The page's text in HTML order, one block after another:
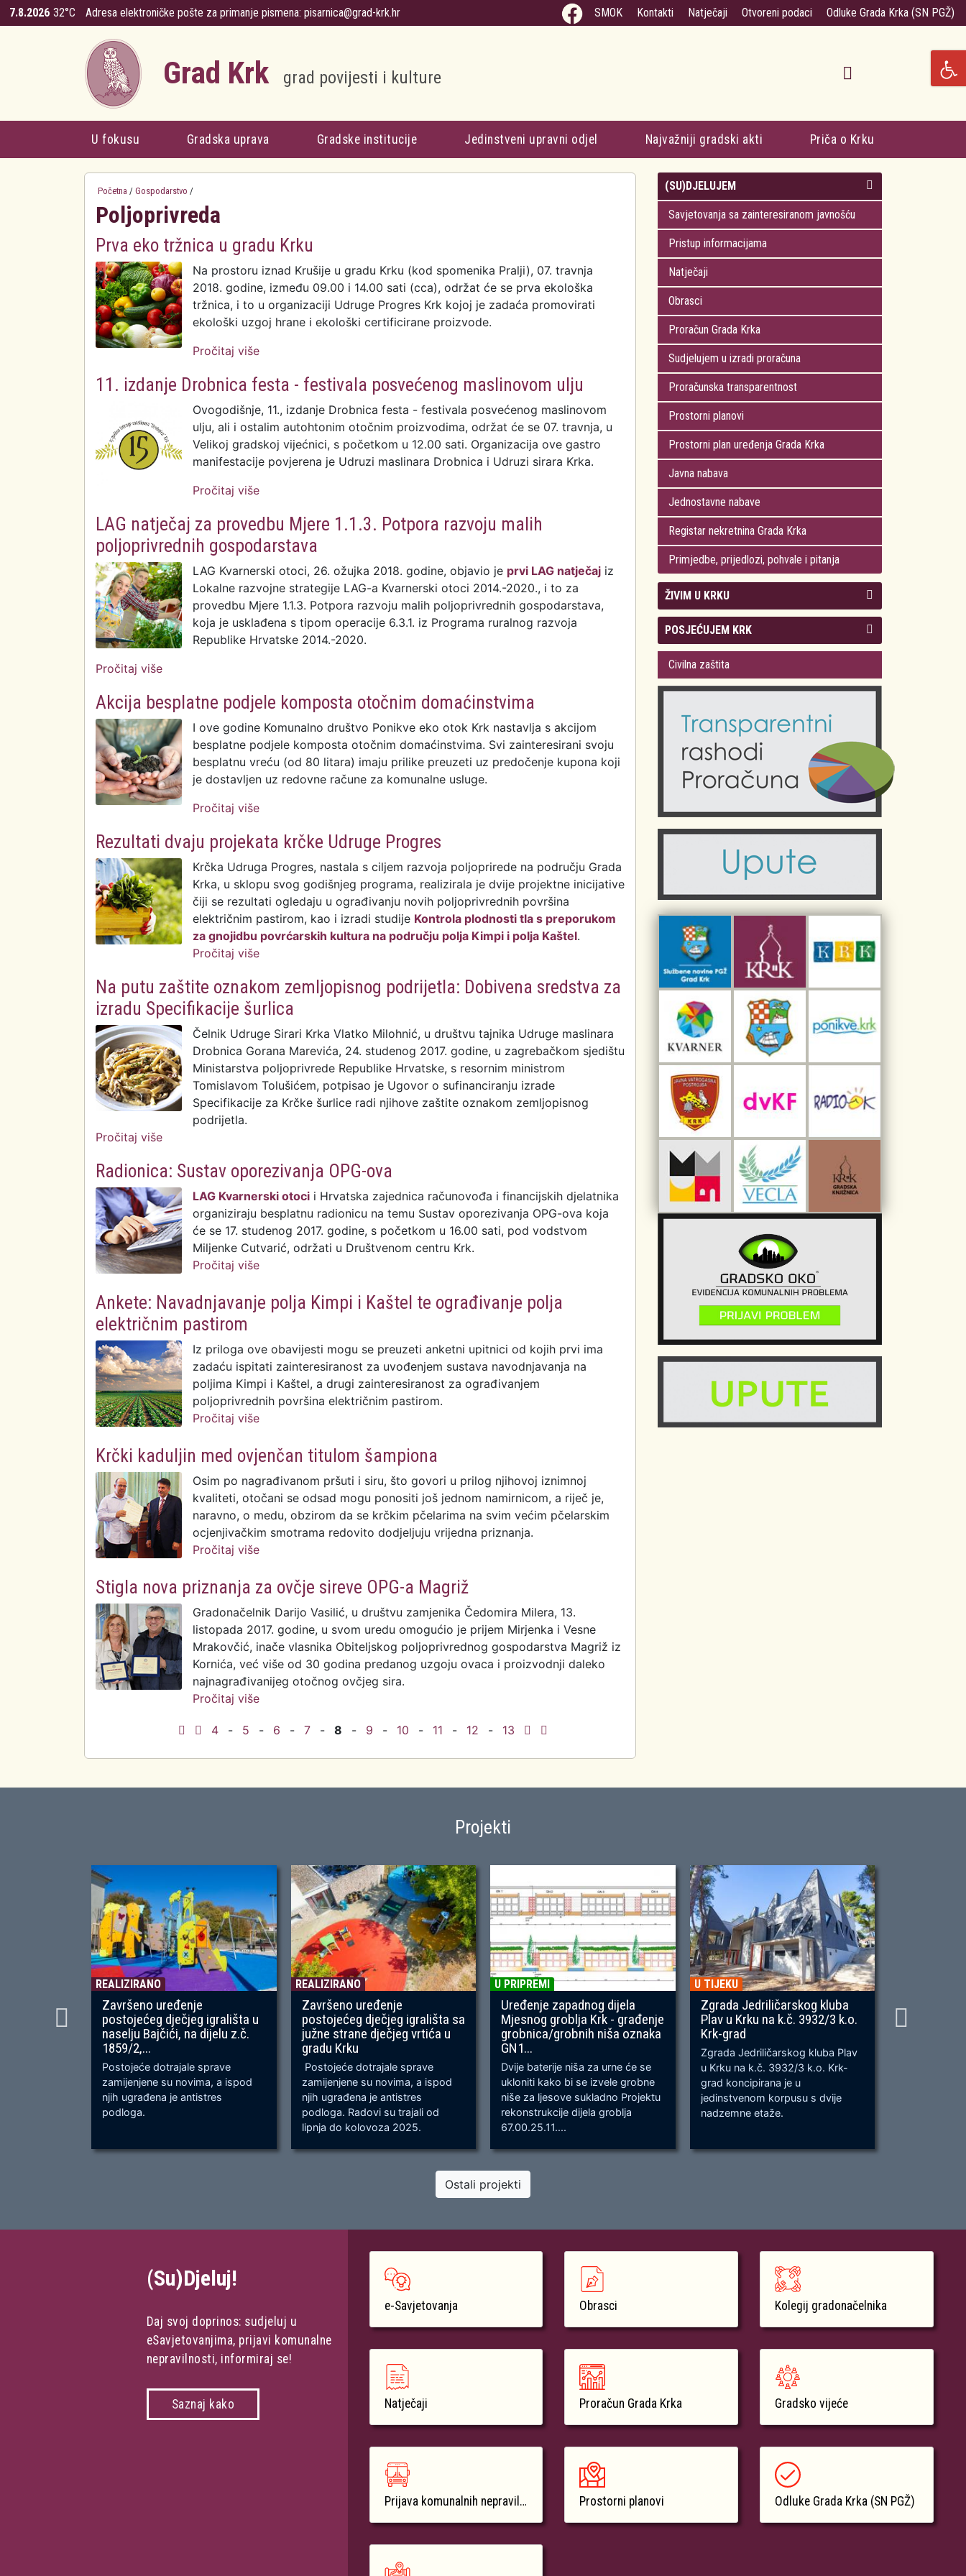
Skoči na glavni sadržaj
7.8.2026 32°C Adresa elektroničke pošte za primanje pismena: pisarnica@grad-krk.hr SMOK Kontakti Natječaji Otvoreni podaci Odluke Grada Krka (SN PGŽ)
Grad Krk grad povijesti i kulture
U fokusu Gradska uprava Gradske institucije Jedinstveni upravni odjel Najvažniji gradski akti Priča o Krku
Početna / Gospodarstvo /
Poljoprivreda
Prva eko tržnica u gradu Krku
Na prostoru iznad Krušije u gradu Krku (kod spomenika Pralji), 07. travnja
2018. godine, između 09.00 i 14.00 sati (cca), održat će se prva ekološka
tržnica, i to u organizaciji Udruge Progres Krk kojoj je zadaća promovirati
ekološki uzgoj hrane i ekološki certificirane proizvode.
Pročitaj više
11. izdanje Drobnica festa - festivala posvećenog maslinovom ulju
Ovogodišnje, 11., izdanje Drobnica festa - festivala posvećenog maslinovom
ulju, ali i ostalim autohtonim otočnim proizvodima, održat će se 07. travnja, u
Velikoj gradskoj vijećnici, s početkom u 12.00 sati. Organizacija ove gastro
manifestacije povjerena je Udruzi maslinara Drobnica i Udruzi sirara Krka.
Pročitaj više
LAG natječaj za provedbu Mjere 1.1.3. Potpora razvoju malih
poljoprivrednih gospodarstava
LAG Kvarnerski otoci, 26. ožujka 2018. godine, objavio je prvi LAG natječaj iz
Lokalne razvojne strategije LAG-a Kvarnerski otoci 2014.-2020., i to za
provedbu Mjere 1.1.3. Potpora razvoju malih poljoprivrednih gospodarstava,
koja je usklađena s tipom operacije 6.3.1. iz Programa ruralnog razvoja
Republike Hrvatske 2014.-2020.
Pročitaj više
Akcija besplatne podjele komposta otočnim domaćinstvima
I ove godine Komunalno društvo Ponikve eko otok Krk nastavlja s akcijom
besplatne podjele komposta otočnim domaćinstvima. Svi zainteresirani svoju
besplatnu vreću (od 80 litara) imaju prilike preuzeti uz predočenje kupona koji
je dostavljen uz redovne račune za komunalne usluge.
Pročitaj više
Rezultati dvaju projekata krčke Udruge Progres
Krčka Udruga Progres, nastala s ciljem razvoja poljoprirede na području Grada
Krka, u sklopu svog godišnjeg programa, realizirala je dvije projektne inicijative
čiji se rezultati ogledaju u ograđivanju novih poljoprivrednih površina
električnim pastirom, kao i izradi studije Kontrola plodnosti tla s preporukom
za gnojidbu povrćarskih kultura na području polja Kimpi i polja Kaštel.
Pročitaj više
Na putu zaštite oznakom zemljopisnog podrijetla: Dobivena sredstva za
izradu Specifikacije šurlica
Čelnik Udruge Sirari Krka Vlatko Milohnić, u društvu tajnika Udruge maslinara
Drobnica Gorana Marevića, 24. studenog 2017. godine, u zagrebačkom sjedištu
Ministarstva poljoprivrede Republike Hrvatske, s resornim ministrom
Tomislavom Tolušićem, potpisao je Ugovor o sufinanciranju izrade
Specifikacije za Krčke šurlice radi njihove zaštite oznakom zemljopisnog
podrijetla.
Pročitaj više
Radionica: Sustav oporezivanja OPG-ova
LAG Kvarnerski otoci i Hrvatska zajednica računovođa i financijskih djelatnika
organiziraju besplatnu radionicu na temu Sustav oporezivanja OPG-ova koja
će se 17. studenog 2017. godine, s početkom u 16.00 sati, pod vodstvom
Miljenke Cutvarić, održati u Društvenom centru Krk.
Pročitaj više
Ankete: Navadnjavanje polja Kimpi i Kaštel te ograđivanje polja
električnim pastirom
Iz priloga ove obavijesti mogu se preuzeti anketni upitnici od kojih prvi ima
zadaću ispitati zainteresiranost za uvođenjem sustava navodnjavanja na
poljima Kimpi i Kaštel, a drugi zainteresiranost za ograđivanjem
poljoprivrednih površina električnim pastirom.
Pročitaj više
Krčki kaduljin med ovjenčan titulom šampiona
Osim po nagrađivanom pršuti i siru, što govori u prilog njihovoj iznimnoj
kvaliteti, otočani se odsad mogu ponositi još jednom namirnicom, a riječ je,
naravno, o medu, obzirom da se krčkim pčelarima na svim većim pčelarskim
ocjenjivačkim smotrama redovito dodjeljuju vrijedna priznanja.
Pročitaj više
Stigla nova priznanja za ovčje sireve OPG-a Magriž
Gradonačelnik Darijo Vasilić, u društvu zamjenika Čedomira Milera, 13.
listopada 2017. godine, u svom uredu omogućio je prijem Mirjenka i Vesne
Mrakovčić, inače vlasnika Obiteljskog poljoprivrednog gospodarstva Magriž iz
Kornića, već više od 30 godina predanog uzgoju ovaca i proizvodnji daleko
najnagrađivanijeg otočnog ovčjeg sira.
Pročitaj više
4 - 5 - 6 - 7 - 8 - 9 - 10 - 11 - 12 - 13
(SU)DJELUJEM
Savjetovanja sa zainteresiranom javnošću
Pristup informacijama
Natječaji
Obrasci
Proračun Grada Krka
Sudjelujem u izradi proračuna
Proračunska transparentnost
Prostorni planovi
Prostorni plan uređenja Grada Krka
Javna nabava
Jednostavne nabave
Registar nekretnina Grada Krka
Primjedbe, prijedlozi, pohvale i pitanja
ŽIVIM U KRKU
Kolegij gradonačelnika
Gradsko vijeće
Odluke Grada Krka (Službene novine PGŽ)
Obrazovanje
Komunalne usluge
Civilni sektor (arhiva udruga)
Sport i rekreacija
POSJEĆUJEM KRK
Plan Grada Krka
Krk 360° VR panorama
Krk uživo
Fotogalerije
Kalendar događanja
Turistička zajednica otoka Krka
Kulturno-turistička ruta Putovima Frankopana
Dar iz Krka
Interpretacijski centar pomorske baštine
Civilna zaštita
Projekti
REALIZIRANO
Završeno uređenje
postojećeg dječjeg igrališta u
naselju Bajčići, na dijelu z.č.
1859/2,...
Postojeće dotrajale sprave
zamijenjene su novima, a ispod
njih ugrađena je antistres
podloga.
REALIZIRANO
Završeno uređenje
postojećeg dječjeg igrališta sa
južne strane dječjeg vrtića u
gradu Krku
Postojeće dotrajale sprave
zamijenjene su novima, a ispod
njih ugrađena je antistres
podloga. Radovi su trajali od
lipnja do kolovoza 2025.
U PRIPREMI
Uređenje zapadnog dijela
Mjesnog groblja Krk - građenje
grobnica/grobnih niša oznaka
GN1...
Dvije baterije niša za urne će se
ukloniti kako bi se izvele grobne
niše za ljesove sukladno Projektu
rekonstrukcije dijela groblja
67.00.25.11....
U TIJEKU
Zgrada Jedriličarskog kluba
Plav u Krku na k.č. 3932/3 k.o.
Krk-grad
Zgrada Jedriličarskog kluba Plav
u Krku na k.č. 3932/3 k.o. Krk-
grad koncipirana je u
jedinstvenom korpusu s dvije
nadzemne etaže.
Gradnja
Ostali projekti
(Su)Djeluj!
Daj svoj doprinos: sudjeluj u
eSavjetovanjima, prijavi komunalne
nepravilnosti, informiraj se!
Saznaj kako
e-Savjetovanja
Natječaji
Prijava komunalnih nepravilnosti
Obrasci
Proračun Grada Krka
Prostorni planovi
Kolegij gradonačelnika
Gradsko vijeće
Odluke Grada Krka (SN PGŽ)